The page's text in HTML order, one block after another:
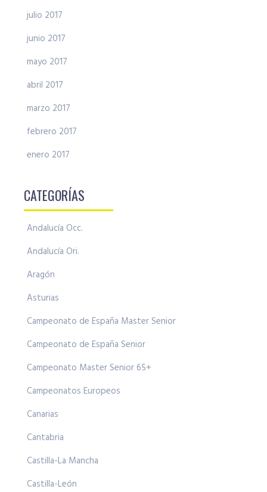
julio 2017
junio 2017
mayo 2017
abril 2017
marzo 2017
febrero 2017
enero 2017
CATEGORÍAS
Andalucía Occ.
Andalucía Ori.
Aragón
Asturias
Campeonato de España Master Senior
Campeonato de España Senior
Campeonato Master Senior 65+
Campeonatos Europeos
Canarias
Cantabria
Castilla-La Mancha
Castilla-León